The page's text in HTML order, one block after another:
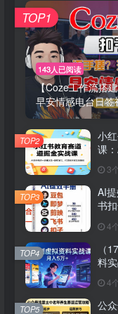
143人已阅读
【Coze工作流搭
早安情感电台日
TOP1
小
课
+
路径
3
TOP2
AI
书
用4
TOP3
（
料
轻4
TOP4
公
TOP5